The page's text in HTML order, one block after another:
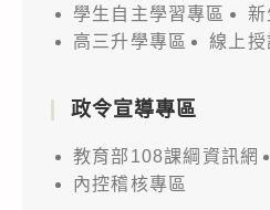
學生自主學習專區
新
高三升學專區
線上授
政令宣導專區
教育部108課綱資訊網
內控稽核專區